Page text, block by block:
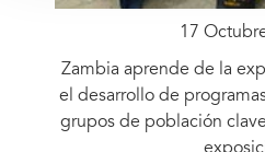
17
Zambia aprende de la
el desarrollo de
grupos de población